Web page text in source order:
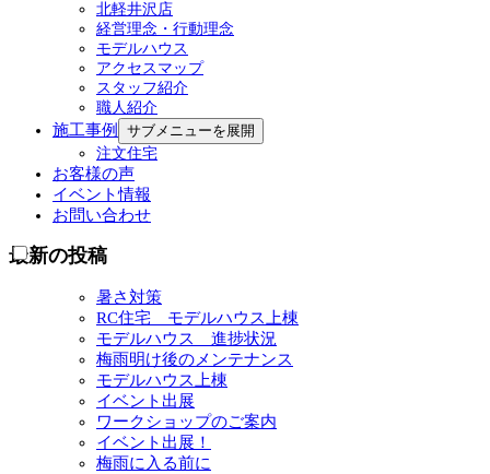
北軽井沢店
経営理念・行動理念
モデルハウス
アクセスマップ
スタッフ紹介
職人紹介
施工事例
サブメニューを展開
注文住宅
お客様の声
イベント情報
お問い合わせ
最新の投稿
暑さ対策
RC住宅 モデルハウス上棟
モデルハウス 進捗状況
梅雨明け後のメンテナンス
モデルハウス上棟
イベント出展
ワークショップのご案内
イベント出展！
梅雨に入る前に